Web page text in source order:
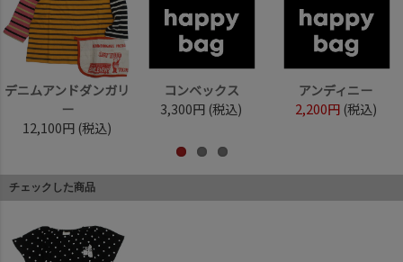
デニムアンドダンガリ
ー
12,100円 (税込)
コンベックス
3,300円 (税込)
アンディニー
2,200円 (税込)
チェックした商品